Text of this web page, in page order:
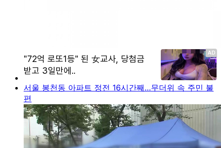
서울 봉천동 아파트 정전 16시간째…무더위 속 주민 불
편